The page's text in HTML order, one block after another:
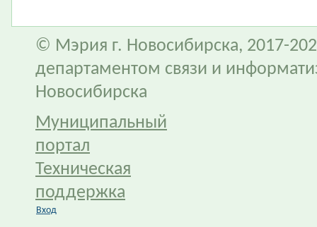
© Мэрия г. Новосибирска, 2017-
департаментом связи и
Новосибирска
Муниципальный
портал
Техническая
поддержка
Вход